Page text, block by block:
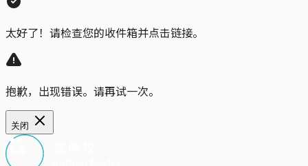
太好了！请检查您的收件箱并点击链接。
抱歉，出现错误。请再试一次。
关闭